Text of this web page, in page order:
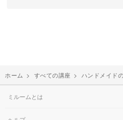
ホーム > すべての講座 > ハンドメイド
ミルームとは